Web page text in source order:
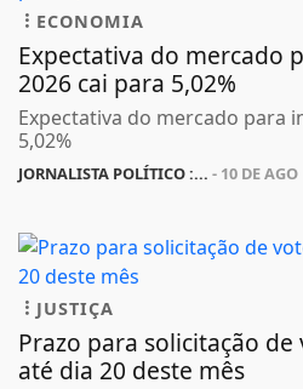
ECONOMIA
Expectativa do mercado
2026 cai para 5,02%
Expectativa do mercado para
5,02%
JORNALISTA POLÍTICO :... - 10 DE AGO
JUSTIÇA
Prazo para solicitação
até dia 20 deste mês